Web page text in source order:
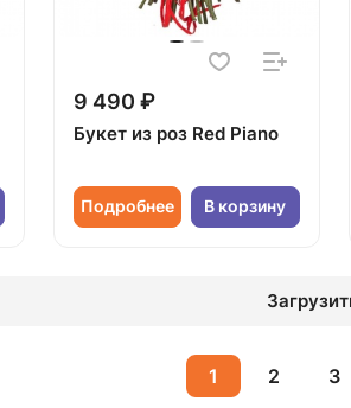
9 490 ₽
Букет из роз Red Piano
Подробнее В корзину
1 2 3